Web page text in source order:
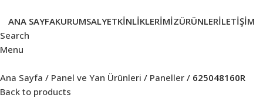
ANA SAYFAKURUMSALYETKINLIKLERIMIZÜRÜNLERİLETIŞIM
Search
Menu
Ana Sayfa Panel ve Yan Ürünleri Paneller
625048160R
Back to products